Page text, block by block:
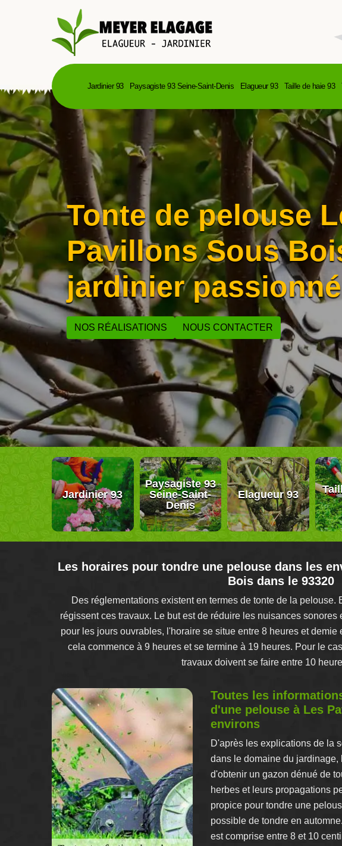
Jardinier 93 Paysagiste 93 Seine-Saint-Denis Elagueur 93 Taille de haie 93
Tonte de pelouse
Pavillons Sous
jardinier passionné
NOS RÉALISATIONS NOUS CONTACTER
Jardinier 93
Paysagiste 93
Seine-Saint-
Denis
Elagueur 93
Les horaires pour tondre une pelouse dans les
Bois dans le 93320
Des réglementations existent en termes de tonte de la pelouse.
régissent ces travaux. Le but est de réduire les nuisances
pour les jours ouvrables, l'horaire se situe entre 8 heures et
cela commence à 9 heures et se termine à 19 heures. Pour le
travaux doivent se faire entre 10
Toutes les
d'une pelouse à Les
environs
D'après les explications de la
dans le domaine du
d'obtenir un gazon dénué de
herbes et leurs propagations
propice pour tondre une
possible de tondre en
est comprise entre 8 et 10